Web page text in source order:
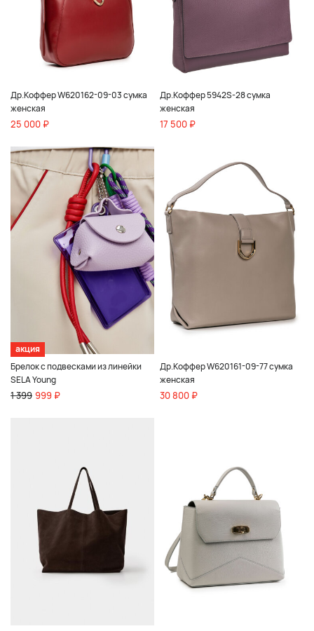
Др.Коффер W620162-09-03 сумка
женская
25 000 ₽
Др.Коффер 5942S-28 сумка
женская
17 500 ₽
акция
Брелок с подвесками из линейки
SELA Young
1 399 999 ₽
Др.Коффер W620161-09-77 сумка
женская
30 800 ₽